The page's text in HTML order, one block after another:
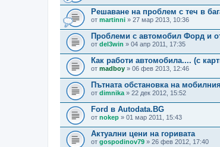
Решаване на проблем с теч в
от martinni » 27 мар 2013, 10:36
Проблеми с автомобил Форд и
от del3win » 04 апр 2011, 17:35
Как работи автомобила.... (с
от madboy » 06 фев 2013, 12:46
Пътната обстановка на
от dimnika» 22 дек 2012, 15:52
Ford в Autodata.BG
от nokep » 01 мар 2011, 15:43
Актуални цени на горивата
от gospodinov79 » 26 фев 2012, 17:40